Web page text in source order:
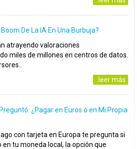
De La IA En Una Burbuja?
atrayendo valoraciones
miles de millones en centros de datos.
..leer más
¿Pagar en Euros o en Mi Propia
con tarjeta en Europa te pregunta si
tu moneda local, la opción que